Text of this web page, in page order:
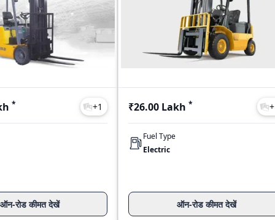
* +1
ऑन-रोड कीमत देखें
₹26.00 Lakh * +
Fuel Type
Electric
ऑन-रोड कीमत देखें